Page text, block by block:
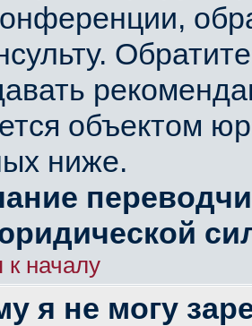
объектом
ниже.
к началу
я не могу